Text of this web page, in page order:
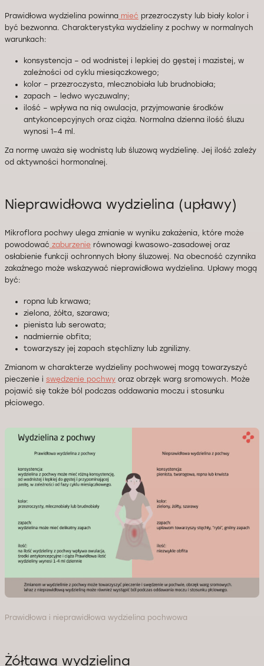
Prawidłowa wydzielina powinna mieć przezroczysty lub biały kolor i
być bezwonna. Charakterystyka wydzieliny z pochwy w normalnych
warunkach:
konsystencja – od wodnistej i lepkiej do gęstej i mazistej, w
zależności od cyklu miesiączkowego;
kolor – przezroczysta, mlecznobiała lub brudnobiała;
zapach – ledwo wyczuwalny;
ilość – wpływa na nią owulacja, przyjmowanie środków
antykoncepcyjnych oraz ciąża. Normalna dzienna ilość śluzu
wynosi 1–4 ml.
Za normę uważa się wodnistą lub śluzową wydzielinę. Jej ilość zależy
od aktywności hormonalnej.
Nieprawidłowa wydzielina (upławy)
Mikroflora pochwy ulega zmianie w wyniku zakażenia, które może
powodować zaburzenie równowagi kwasowo-zasadowej oraz
osłabienie funkcji ochronnych błony śluzowej. Na obecność czynnika
zakaźnego może wskazywać nieprawidłowa wydzielina. Upławy mogą
być:
ropna lub krwawa;
zielona, żółta, szarawa;
pienista lub serowata;
nadmiernie obfita;
towarzyszy jej zapach stęchlizny lub zgnilizny.
Zmianom w charakterze wydzieliny pochwowej mogą towarzyszyć
pieczenie i swędzenie pochwy oraz obrzęk warg sromowych. Może
pojawić się także ból podczas oddawania moczu i stosunku
płciowego.
Prawidłowa i nieprawidłowa wydzielina pochwowa
Żółtawa wydzielina